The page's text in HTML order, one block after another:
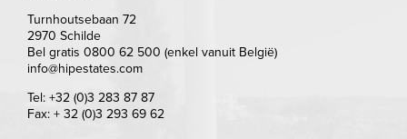
Turnhoutsebaan 72
2970 Schilde
Bel gratis 0800 62 500 (enkel vanuit België)
info@hipestates.com
Tel: +32 (0)3 283 87 87
Fax: + 32 (0)3 293 69 62